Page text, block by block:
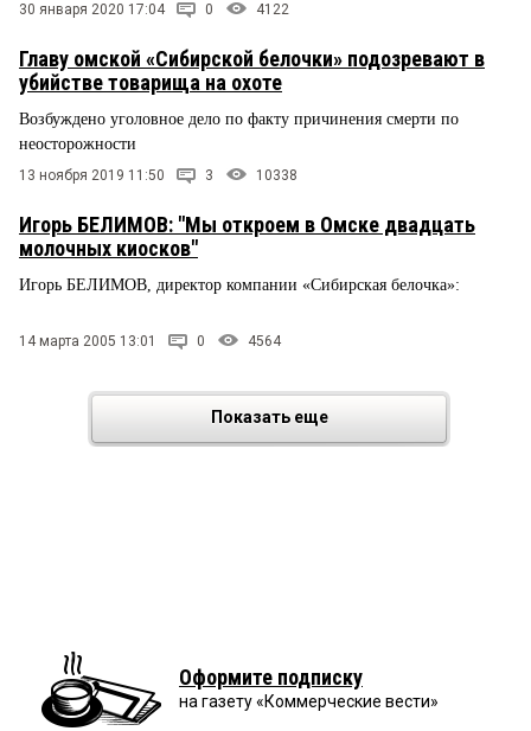
30 января 2020 17:04 0 4122
Главу омской «Сибирской белочки» подозревают в
убийстве товарища на охоте
Возбуждено уголовное дело по факту причинения смерти по
неосторожности
13 ноября 2019 11:50 3 10338
Игорь БЕЛИМОВ: "Мы откроем в Омске двадцать
молочных киосков"
Игорь БЕЛИМОВ, директор компании «Сибирская белочка»:
14 марта 2005 13:01 0 4564
Показать еще
Оформите подписку
на газету «Коммерческие вести»